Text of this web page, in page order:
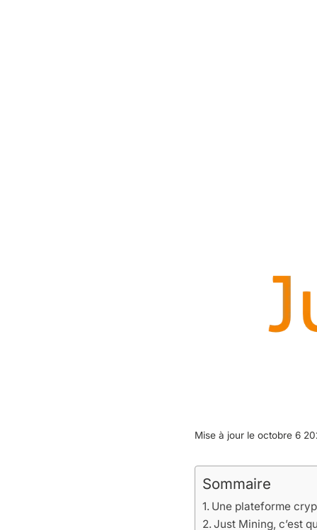
Mise à jour le octobre 6
Sommaire
Une plateforme
Just Mining, c’est